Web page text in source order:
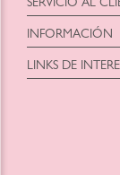
SERVICIO AL
Horario: Lunes
9:00am a
shop@blush-
INFORMACIÓN
Blush-Bar SAS
Correo:
LINKS DE